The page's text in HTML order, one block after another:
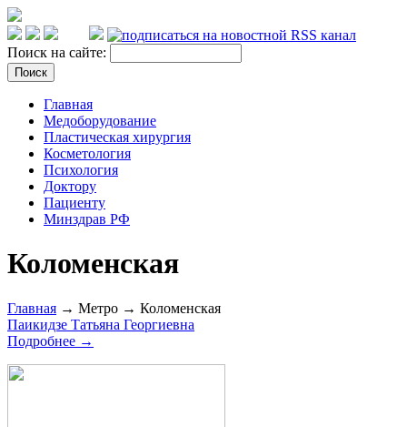
Поиск на сайте:
Главная
Медоборудование
Пластическая хирургия
Косметология
Психология
Доктору
Пациенту
Минздрав РФ
Коломенская
Главная → Метро → Коломенская
Паикидзе Татьяна Георгиевна
Подробнее →